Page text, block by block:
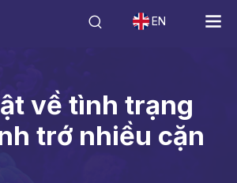
EN
về tình trạng
trớ nhiều cặn